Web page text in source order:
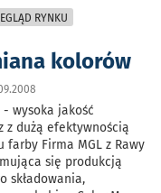
RYNKU
kolorów
wysoka jakość
z dużą efektywnością
Firma MGL z Rawy
się produkcją
składowania,